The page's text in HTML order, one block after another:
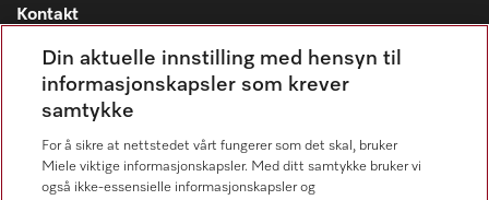
Kontakt
Kontaktoversikt
Miele Professional Service
67 17 34 40
Forbrukerkontakt
67 17 31 00
Din aktuelle innstilling med hensyn til
informasjonskapsler som krever
samtykke
For å sikre at nettstedet vårt fungerer som det skal, bruker
Miele viktige informasjonskapsler. Med ditt samtykke bruker vi
også ikke-essensielle informasjonskapsler og